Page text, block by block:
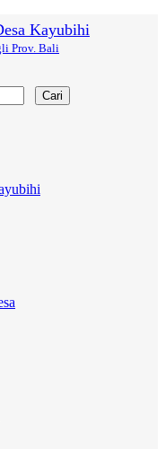
Kayubihi
Prov. Bali
Cari